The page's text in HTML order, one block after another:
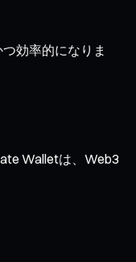
効率的になりま
Walletは、Web3